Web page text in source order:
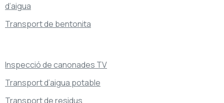
d’aigua
Transport de bentonita
Inspecció de canonades TV
Transport d’aigua potable
Transport de residus